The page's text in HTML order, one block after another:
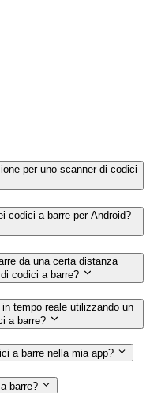
per uno scanner di codici
da una certa distanza
codici a barre?
tempo reale utilizzando un
a barre?
a barre nella mia app?
barre?